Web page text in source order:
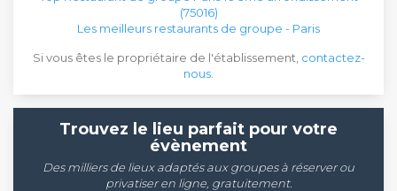
(75016)
Les meilleurs restaurants de groupe - Paris
Si vous êtes le propriétaire de l'établissement, contactez-
nous
Trouvez le lieu parfait pour votre
évènement
Des milliers de lieux adaptés aux groupes à réserver ou
privatiser en ligne, gratuitement.